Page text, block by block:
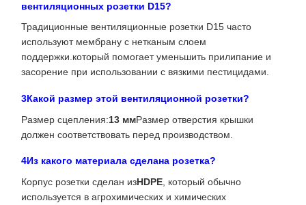
вентиляционных розетки D15?
Традиционные вентиляционные розетки D15 часто
используют мембрану с нетканым слоем
поддержки.который помогает уменьшить прилипание и
засорение при использовании с вязкими пестицидами.
3Какой размер этой вентиляционной розетки?
Размер сцепления:13 ммРазмер отверстия крышки
должен соответствовать перед производством.
4Из какого материала сделана розетка?
Корпус розетки сделан изHDPE , который обычно
используется в агрохимических и химических